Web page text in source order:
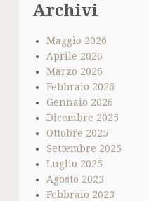
Archivi
Maggio 2026
Aprile 2026
Marzo 2026
Febbraio 2026
Gennaio 2026
Dicembre 2025
Ottobre 2025
Settembre 2025
Luglio 2025
Agosto 2023
Febbraio 2023